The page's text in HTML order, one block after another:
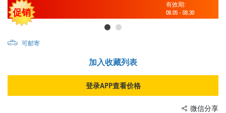
促销
有效期:
08.05 - 08.30
可邮寄
加入收藏列表
登录APP查看价格
微信分享